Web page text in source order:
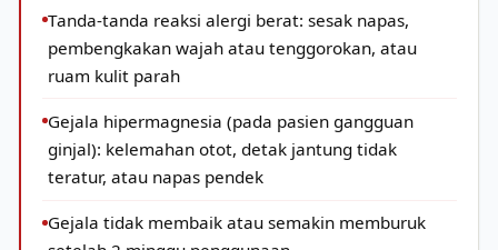
Tanda-tanda reaksi alergi berat: sesak napas,
pembengkakan wajah atau tenggorokan, atau
ruam kulit parah
Gejala hipermagnesia (pada pasien gangguan
ginjal): kelemahan otot, detak jantung tidak
teratur, atau napas pendek
Gejala tidak membaik atau semakin memburuk